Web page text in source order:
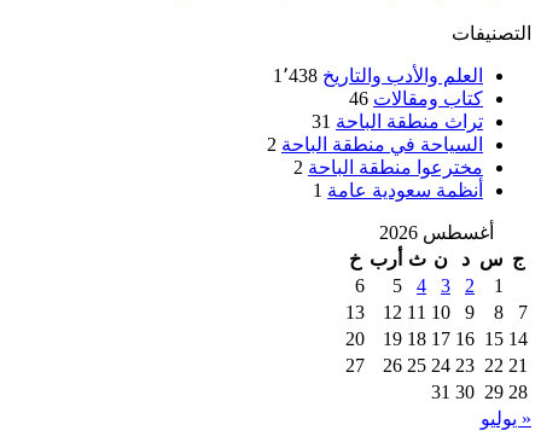
التصنيفات
العلم والأدب والتاريخ 1٬438
كتاب ومقالات 46
تراث منطقة الباحة 31
السياحة في منطقة الباحة 2
مخترعوا منطقة الباحة 2
أنظمة سعودية عامة 1
أغسطس 2026
ج س د ن ث أرب خ
1
2
3
4
5
6
7
8
9
10
11
12
13
14
15
16
17
18
19
20
21
22
23
24
25
26
27
28
29
30
31
« يوليو